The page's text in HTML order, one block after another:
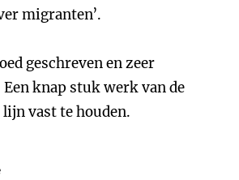
migranten’.
geschreven en zeer
Een knap stuk werk van de
vast te houden.